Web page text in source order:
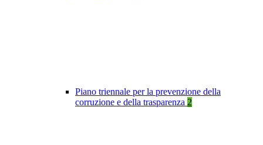
Piano triennale per la prevenzione della
corruzione e della trasparenza 2